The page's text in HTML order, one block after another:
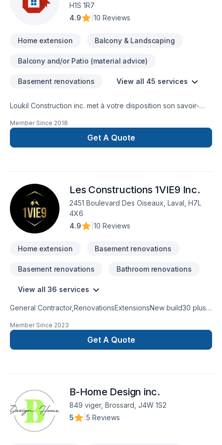
H1S 1R7
4.9
10 Reviews
Home extension Balcony & Landscaping
Balcony and/or Patio (material advice)
Basement renovations View all 45 services
Loukil Construction inc. met à votre disposition son savoir-
Coffrage, Commercial, Démolition, Drain français, Excavation,
Excavation intérieur, Fissures, Fondation, Fondations,
Gouttières, Gypse, Ingénieur, Margelle, Patio, Plancher, Puit
notre approche centrée sur le client, nous proposons des
solutions adaptées à vos besoins spécifiques et à votre
budget. Confiez votre projet à une équipe qui a à cœur votre
satisfaction.
Member Since 2018
Get A Quote
Les Constructions 1VIE9 Inc.
2451 Boulevard Des Oiseaux, Laval, H7L
4X6
4.9
10 Reviews
Home extension Basement renovations
Basement renovations Bathroom renovations
View all 36 services
General Contractor,RenovationsExtensionsNew build30 plus
remodeling basement remodel
Member Since 2023
Get A Quote
B-Home Design inc.
849 viger, Brossard, J4W 1S2
5
5 Reviews